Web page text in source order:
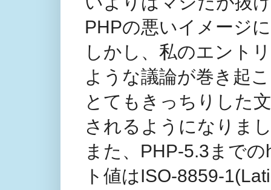
PHPの悪いイメージ
しかし、私のエント
ような議論が巻き起
とてもきっちりした
されるようになりま
また、PHP-5.3まで
ト値はISO-8859-